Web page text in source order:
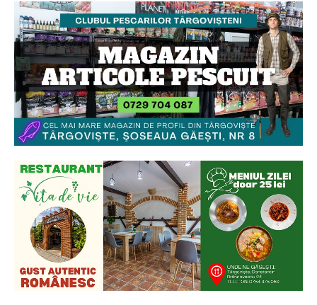
Ionuț Parghel
2de 2